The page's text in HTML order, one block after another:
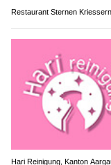
Restaurant Sternen
Hari Reinigung, Kanton